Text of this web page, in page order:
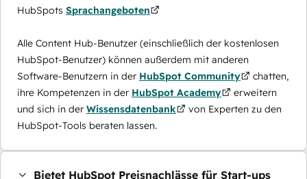
HubSpots Sprachangeboten
Alle Content Hub-Benutzer (einschließlich der kostenlosen
HubSpot-Benutzer) können außerdem mit anderen
Software-Benutzern in der HubSpot Community
chatten,
ihre Kompetenzen in der HubSpot Academy
erweitern
und sich in der Wissensdatenbank
von Experten zu den
HubSpot-Tools beraten lassen.
Bietet HubSpot Preisnachlässe für Start-ups